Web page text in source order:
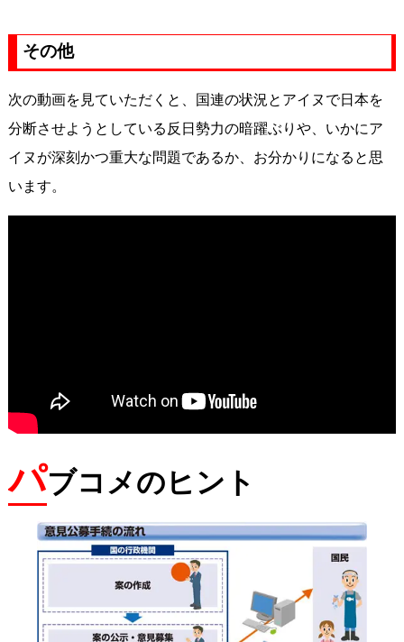
その他
次の動画を見ていただくと、国連の状況とアイヌで日本を
分断させようとしている反日勢力の暗躍ぶりや、いかにア
イヌが深刻かつ重大な問題であるか、お分かりになると思
います。
パブコメのヒント